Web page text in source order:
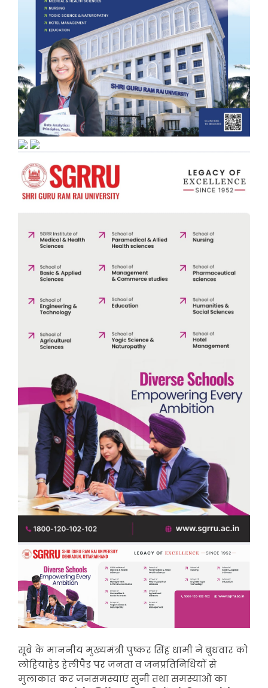
सूबे के माननीय मुख्यमंत्री पुष्कर सिंह धामी ने बुधवार को
लोहियाहेड हेलीपैड पर जनता व जनप्रतिनिधियों से
मुलाकात कर जनसमस्याएं सुनी तथा समस्याओं का